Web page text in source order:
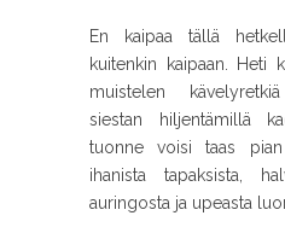
En kaipaa tällä
kuitenkin kaipaan. Heti
muistelen
siestan hiljentämillä
tuonne voisi taas pian
ihanista tapaksista,
auringosta ja upeasta